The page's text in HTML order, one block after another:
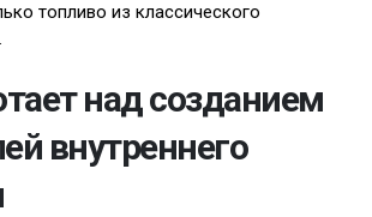
топливо из классического
над созданием
внутреннего